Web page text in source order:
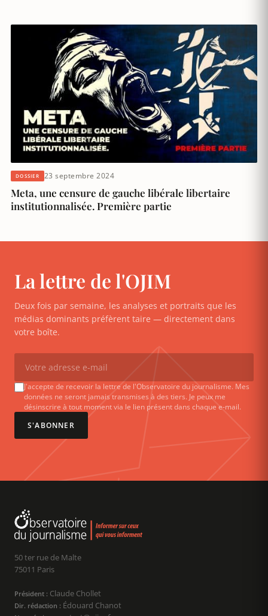
DOSSIER 23 septembre 2024
Meta, une censure de gauche libérale libertaire
institutionnalisée. Première partie
La lettre de l'OJIM
Deux fois par semaine, les analyses et portraits que les
médias dominants préfèrent taire — directement dans
votre boîte.
J'accepte de recevoir la lettre de l'Observatoire du journalisme. Mes
données ne seront jamais transmises à des tiers. Je peux me
désinscrire à tout moment via le lien présent dans chaque e-mail.
S'ABONNER
50 ter rue de Malte
75011 Paris
Président : Claude Chollet
Dir. rédaction : Édouard Chanot